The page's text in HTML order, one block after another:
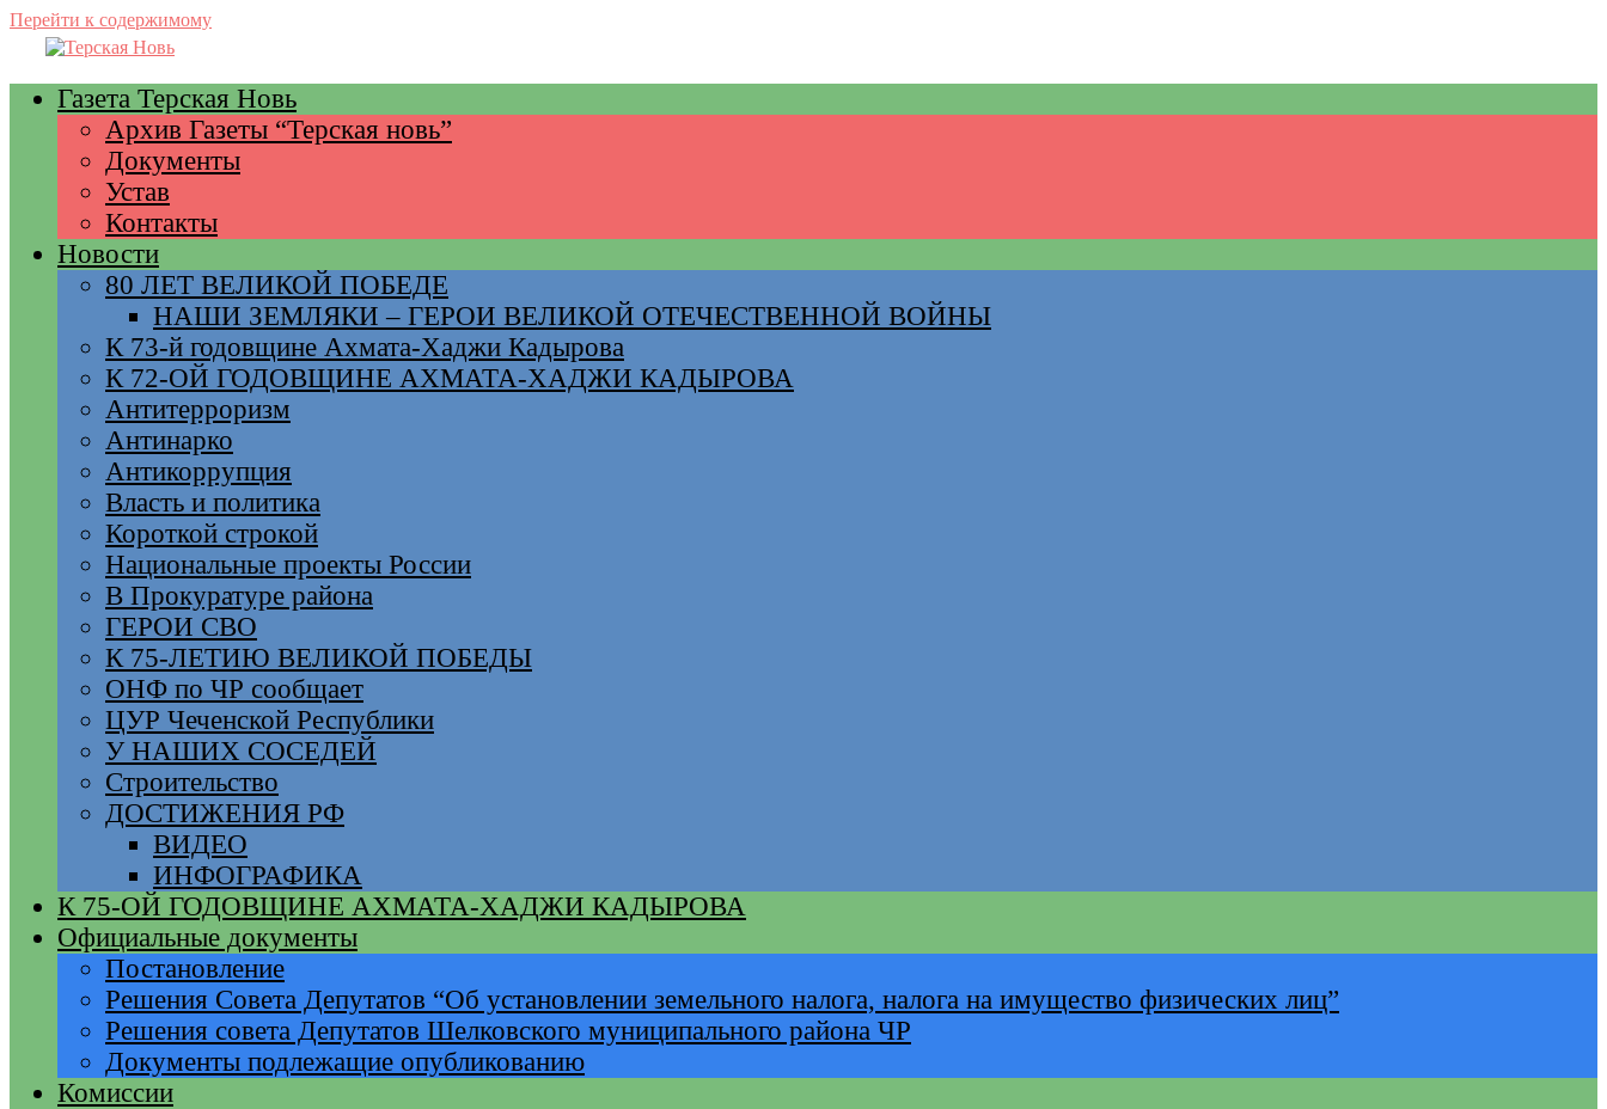
Перейти к содержимому
Газета Терская Новь
Архив Газеты “Терская новь”
Документы
Устав
Контакты
Новости
80 ЛЕТ ВЕЛИКОЙ ПОБЕДЕ
НАШИ ЗЕМЛЯКИ – ГЕРОИ ВЕЛИКОЙ ОТЕЧЕСТВЕННОЙ ВОЙНЫ
К 73-й годовщине Ахмата-Хаджи Кадырова
К 72-ОЙ ГОДОВЩИНЕ АХМАТА-ХАДЖИ КАДЫРОВА
Антитерроризм
Антинарко
Антикоррупция
Власть и политика
Короткой строкой
Национальные проекты России
В Прокуратуре района
ГЕРОИ СВО
К 75-ЛЕТИЮ ВЕЛИКОЙ ПОБЕДЫ
ОНФ по ЧР сообщает
ЦУР Чеченской Республики
У НАШИХ СОСЕДЕЙ
Строительство
ДОСТИЖЕНИЯ РФ
ВИДЕО
ИНФОГРАФИКА
К 75-ОЙ ГОДОВЩИНЕ АХМАТА-ХАДЖИ КАДЫРОВА
Официальные документы
Постановление
Решения Совета Депутатов “Об установлении земельного налога, налога на имущество физических лиц”
Решения совета Депутатов Шелковского муниципального района ЧР
Документы подлежащие опубликованию
Комиссии